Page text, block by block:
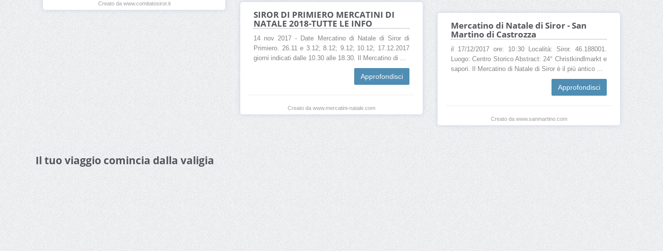
Creato da www.comitatosiror.it
SIROR DI PRIMIERO MERCATINI DI
NATALE 2018-TUTTE LE INFO
14 nov 2017 - Date Mercatino di Natale di Siror di
Primiero. 26.11 e 3.12; 8.12; 9.12; 10.12; 17.12.2017
giorni indicati dalle 10.30 alle 18.30. Il Mercatino di ...
Approfondisci
Creato da www.mercatini-natale.com
Mercatino di Natale di Siror - San
Martino di Castrozza
il 17/12/2017 ore: 10:30 Località: Siror. 46.188001.
Luogo: Centro Storico Abstract: 24° Christkindlmarkt e
sapori. Il Mercatino di Natale di Siror è il più antico ...
Approfondisci
Creato da www.sanmartino.com
Il tuo viaggio comincia dalla valigia